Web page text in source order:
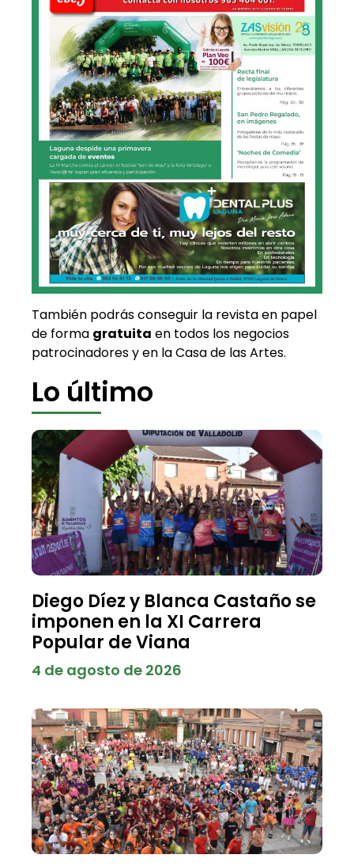
También podrás conseguir la revista en papel
de forma gratuita en todos los negocios
patrocinadores y en la Casa de las Artes.
Lo último
Diego Díez y Blanca Castaño se
imponen en la XI Carrera
Popular de Viana
4 de agosto de 2026